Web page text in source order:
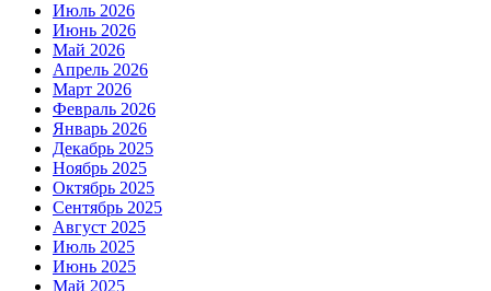
Июль 2026
Июнь 2026
Май 2026
Апрель 2026
Март 2026
Февраль 2026
Январь 2026
Декабрь 2025
Ноябрь 2025
Октябрь 2025
Сентябрь 2025
Август 2025
Июль 2025
Июнь 2025
Май 2025